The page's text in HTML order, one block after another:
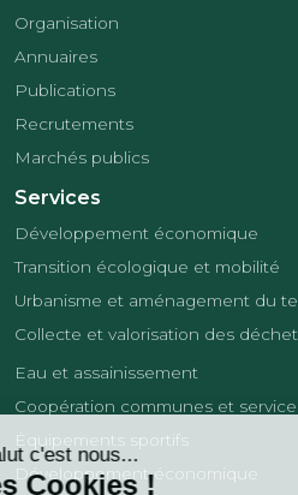
Organisation
Annuaires
Publications
Recrutements
Marchés publics
Services
Développement économique
Transition écologique et mobilité
Urbanisme et aménagement du
Collecte et valorisation des
Eau et assainissement
Coopération communes et
Équipements sportifs
Développement économique